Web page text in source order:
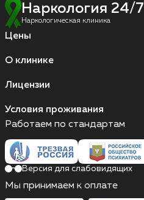
Наркология 24/7
Наркологическая клиника
Цены
О клинике
Лицензии
Условия проживания
Работаем по стандартам
Версия для слабовидящих
Мы принимаем к оплате